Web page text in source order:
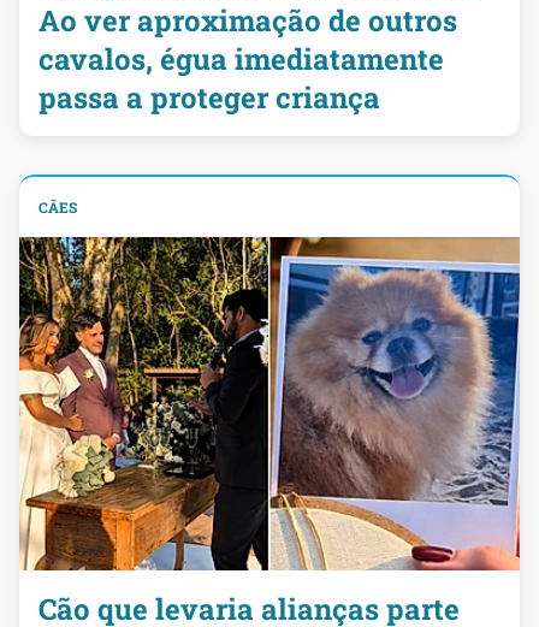
Ao ver aproximação de outros
cavalos, égua imediatamente
passa a proteger criança
CÃES
Cão que levaria alianças parte